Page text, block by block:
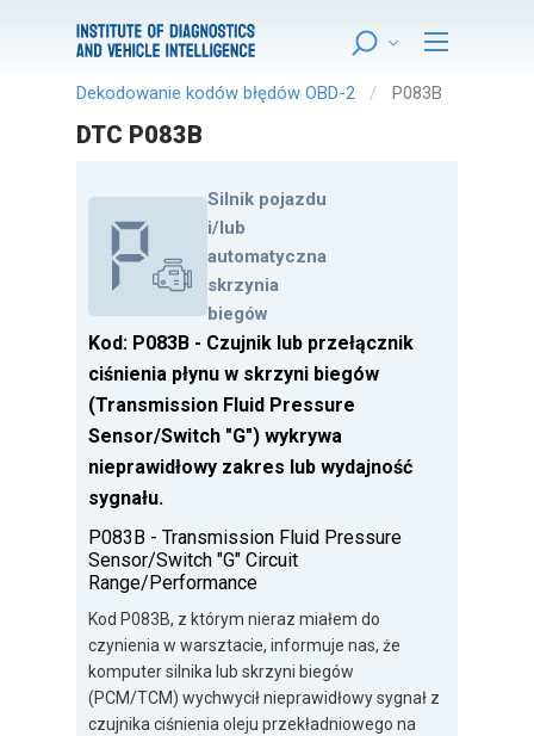
Dekodowanie kodów błędów OBD-2 P083B
DTC P083B
Silnik pojazdu
i/lub
automatyczna
skrzynia
biegów
Kod: P083B - Czujnik lub przełącznik
ciśnienia płynu w skrzyni biegów
(Transmission Fluid Pressure
Sensor/Switch "G") wykrywa
nieprawidłowy zakres lub wydajność
sygnału.
P083B - Transmission Fluid Pressure
Sensor/Switch "G" Circuit
Range/Performance
Kod P083B, z którym nieraz miałem do
czynienia w warsztacie, informuje nas, że
komputer silnika lub skrzyni biegów
(PCM/TCM) wychwycił nieprawidłowy sygnał z
czujnika ciśnienia oleju przekładniowego na